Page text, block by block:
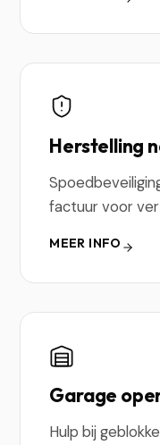
Herstelling
factuur voor
MEER INFO
Garage
Hulp bij